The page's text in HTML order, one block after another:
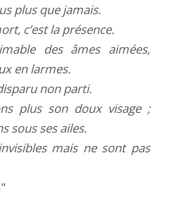
plus que jamais.
c’est la présence.
des âmes aimées,
en larmes.
non parti.
plus son doux visage ;
sous ses ailes.
mais ne sont pas